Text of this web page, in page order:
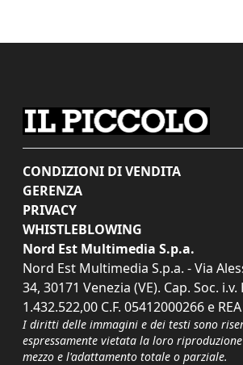
CONDIZIONI DI VENDITA
GERENZA
PRIVACY
WHISTLEBLOWING
Nord Est Multimedia S.p.a.
Nord Est Multimedia S.p.a. - Via
34, 30171 Venezia (VE). Cap. Soc. i.v.
1.432.522,00 C.F. 05412000266 e
I diritti delle immagini e dei testi sono
espressamente vietata la loro
mezzo e l'adattamento totale o parziale.